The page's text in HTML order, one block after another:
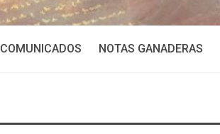
COMUNICADOS NOTAS GANADERAS